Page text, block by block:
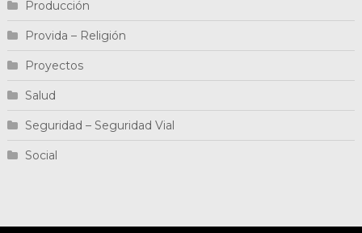
Producción
Provida – Religión
Proyectos
Salud
Seguridad – Seguridad Vial
Social